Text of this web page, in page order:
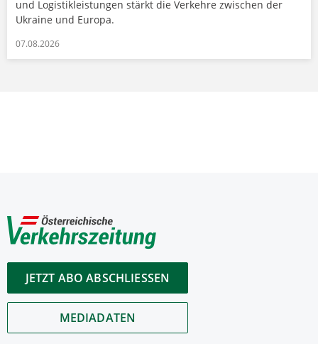
und Logistikleistungen stärkt die Verkehre zwischen der
Ukraine und Europa.
07.08.2026
JETZT ABO ABSCHLIESSEN
MEDIADATEN